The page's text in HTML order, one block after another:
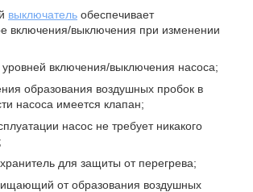
выключатель обеспечивает
включения/выключения при изменении
уровней включения/выключения насоса;
образования воздушных пробок в
насоса имеется клапан;
насос не требует никакого
для защиты от перегрева;
от образования воздушных